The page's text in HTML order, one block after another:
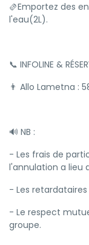
🫔Emportez des
l'eau(2L).
📞 INFOLINE &
👨 Allo Lametna :
🔊 NB :
- Les frais de
l'annulation a lieu
- Les
- Le respect
groupe.